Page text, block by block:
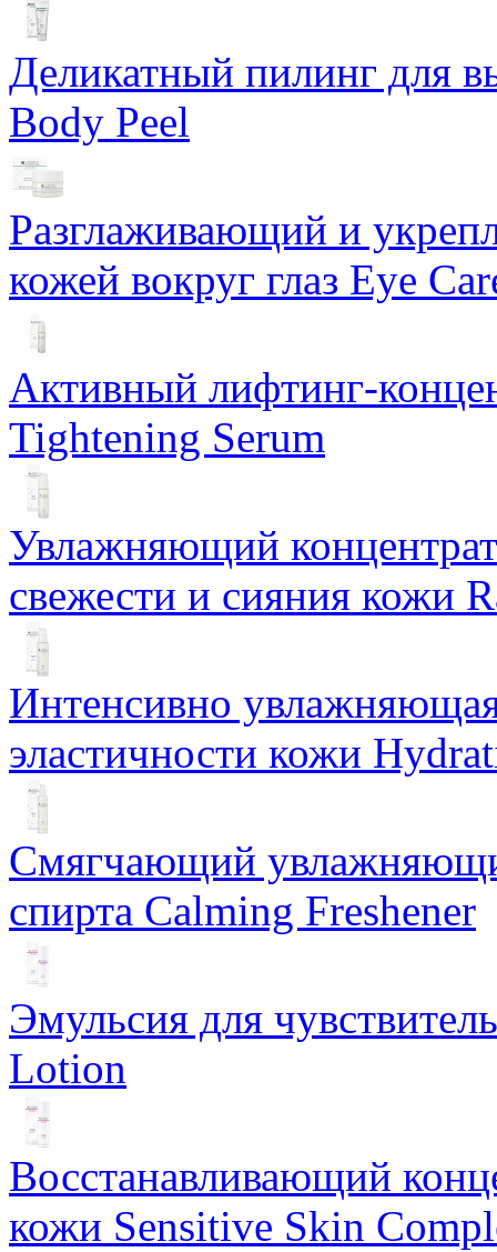
Деликатный пилинг для
Body Peel
Разглаживающий и
кожей вокруг глаз Eye
Активный лифтинг-
Tightening Serum
Увлажняющий
свежести и сияния кожи
Интенсивно
эластичности кожи
Смягчающий
спирта Calming Freshener
Эмульсия для
Lotion
Восстанавливающий
кожи Sensitive Skin